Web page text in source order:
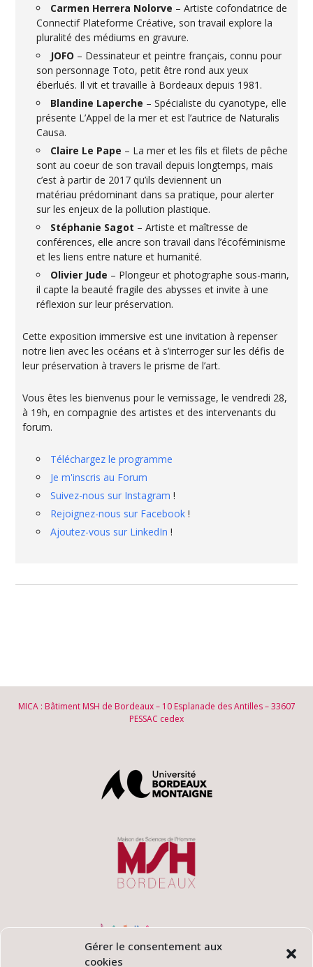
Gérer le consentement aux
cookies
Carmen Herrera Nolorve – Artiste cofondatrice de
Connectif Plateforme Créative, son travail explore la
pluralité des médiums en gravure.
JOFO – Dessinateur et peintre français, connu pour
son personnage Toto, petit être rond aux yeux
éberlués. Il vit et travaille à Bordeaux depuis 1981.
Blandine Laperche – Spécialiste du cyanotype, elle
présente L’Appel de la mer et est l’autrice de Naturalis
Causa.
Claire Le Pape – La mer et les fils et filets de pêche
sont au coeur de son travail depuis longtemps, mais
c’est à partir de 2017 qu’ils deviennent un
matériau prédominant dans sa pratique, pour alerter
sur les enjeux de la pollution plastique.
Stéphanie Sagot – Artiste et maîtresse de
conférences, elle ancre son travail dans l’écoféminisme
et les liens entre nature et humanité.
Olivier Jude – Plongeur et photographe sous-marin,
il capte la beauté fragile des abysses et invite à une
réflexion sur leur préservation.
Cette exposition immersive est une invitation à repenser
notre lien avec les océans et à s’interroger sur les défis de
leur préservation à travers le prisme de l’art.
Vous êtes les bienvenus pour le vernissage, le vendredi 28,
à 19h, en compagnie des artistes et des intervenants du
forum.
Téléchargez le programme
Je m'inscris au Forum
Suivez-nous sur Instagram !
Rejoignez-nous sur Facebook !
Ajoutez-vous sur LinkedIn !
MICA : Bâtiment MSH de Bordeaux – 10 Esplanade des Antilles – 33607
PESSAC cedex